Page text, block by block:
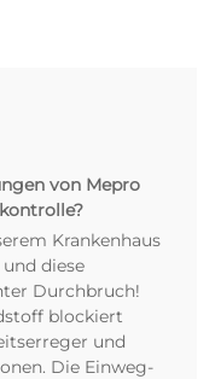
von Mepro
Krankenhaus
diese
Durchbruch!
blockiert
und
Die Einweg-